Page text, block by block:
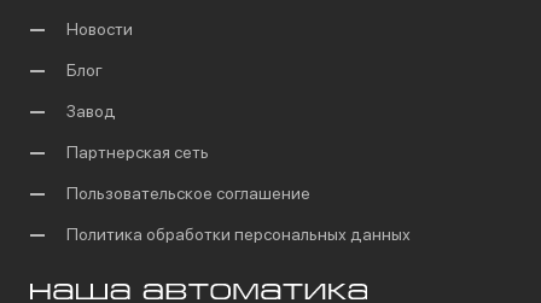
Новости
Блог
Завод
Партнерская сеть
Пользовательское соглашение
Политика обработки персональных данных